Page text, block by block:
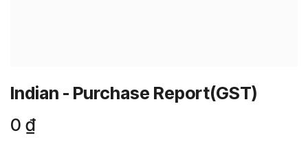
Indian - Purchase Report(GST)
0 ₫